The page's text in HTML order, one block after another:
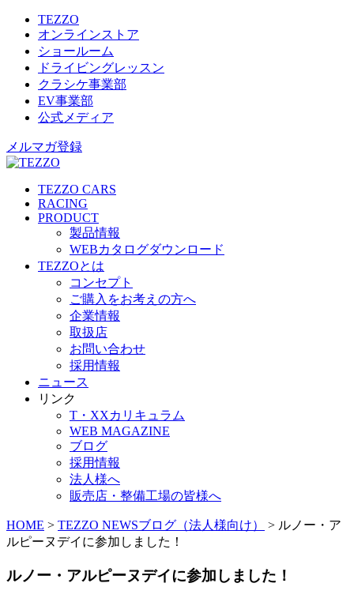
TEZZO
オンラインストア
ショールーム
ドライビングレッスン
クラシケ事業部
EV事業部
公式メディア
メルマガ登録
TEZZO CARS
RACING
PRODUCT
製品情報
WEBカタログダウンロード
TEZZOとは
コンセプト
ご購入をお考えの方へ
企業情報
取扱店
お問い合わせ
採用情報
ニュース
リンク
T・XXカリキュラム
WEB MAGAZINE
ブログ
採用情報
法人様へ
販売店・整備工場の皆様へ
HOME > TEZZO NEWSブログ（法人様向け） > ルノー・ア
ルピーヌデイに参加しました！
ルノー・アルピーヌデイに参加しました！